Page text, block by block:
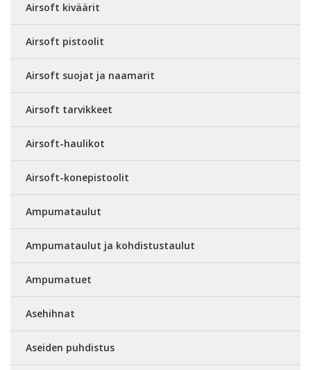
Airsoft kiväärit
Airsoft pistoolit
Airsoft suojat ja naamarit
Airsoft tarvikkeet
Airsoft-haulikot
Airsoft-konepistoolit
Ampumataulut
Ampumataulut ja kohdistustaulut
Ampumatuet
Asehihnat
Aseiden puhdistus